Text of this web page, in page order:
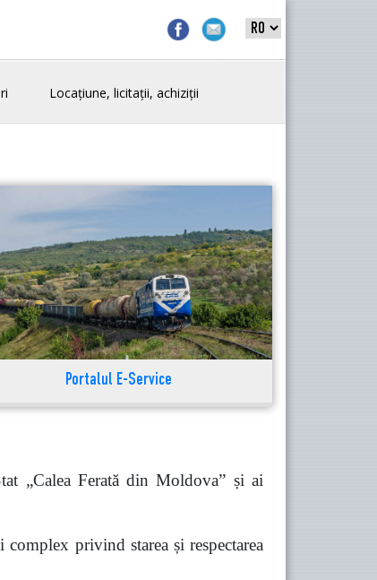
Locațiune, licitații, achiziții
Portalul E-Service
„Calea Ferată din Moldova” și ai
privind starea și respectarea